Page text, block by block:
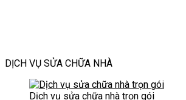
DỊCH VỤ SỬA CHỮA NHÀ
Dịch vụ sửa chữa nhà trọn gói